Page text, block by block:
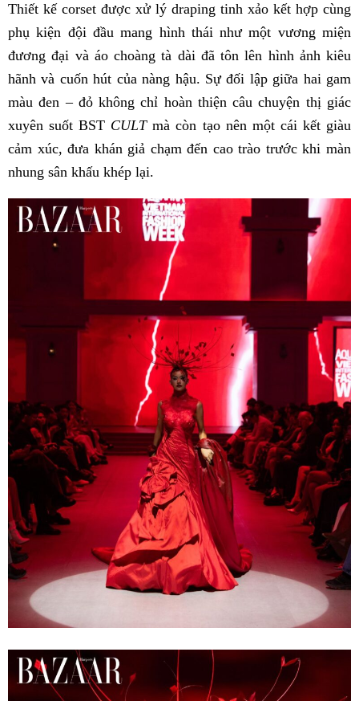
Thiết kế corset được xử lý draping tinh xảo kết hợp cùng
phụ kiện đội đầu mang hình thái như một vương miện
đương đại và áo choàng tà dài đã tôn lên hình ảnh kiêu
hãnh và cuốn hút của nàng hậu. Sự đối lập giữa hai gam
màu đen – đỏ không chỉ hoàn thiện câu chuyện thị giác
xuyên suốt BST CULTmà còn tạo nên một cái kết giàu
cảm xúc, đưa khán giả chạm đến cao trào trước khi màn
nhung sân khấu khép lại.